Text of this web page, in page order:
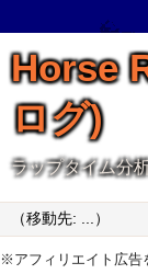
Horse
ログ)
ラップタイム分
※アフィリエイト広告